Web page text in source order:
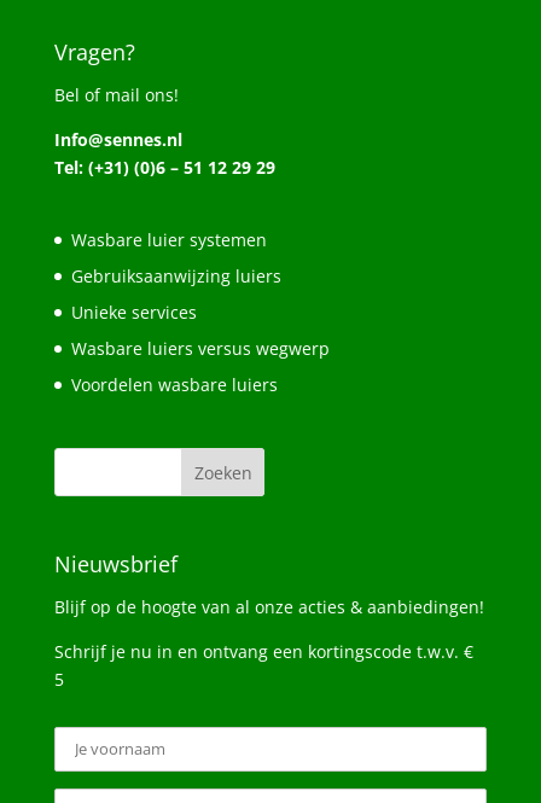
Vragen?
Bel of mail ons!
Info@sennes.nl
Tel: (+31) (0)6 – 51 12 29 29
Wasbare luier systemen
Gebruiksaanwijzing luiers
Unieke services
Wasbare luiers versus wegwerp
Voordelen wasbare luiers
Nieuwsbrief
Blijf op de hoogte van al onze acties & aanbiedingen!
Schrijf je nu in en ontvang een kortingscode t.w.v. €
5